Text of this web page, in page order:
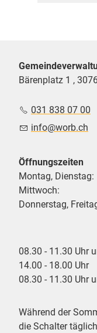
Bärenplatz 1 ,
031 838 07 00
nf
w rb ch
Öffnungszeiten
Montag, Dienstag:
Mittwoch:
Donnerstag,
08.30 - 11.30 Uhr
14.00 - 18.00 Uhr
08.30 - 11.30 Uhr
Während der
die Schalter